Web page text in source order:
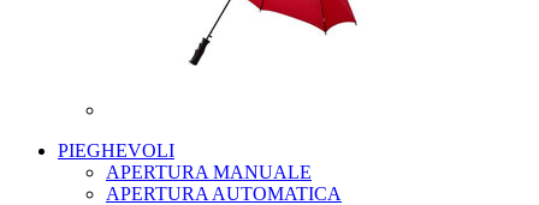
PIEGHEVOLI
APERTURA MANUALE
APERTURA AUTOMATICA